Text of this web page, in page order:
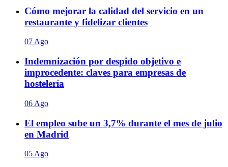
Cómo mejorar la calidad del servicio en un
restaurante y fidelizar clientes
07 Ago
Indemnización por despido objetivo e
improcedente: claves para empresas de
hostelería
06 Ago
El empleo sube un 3,7% durante el mes de julio
en Madrid
05 Ago